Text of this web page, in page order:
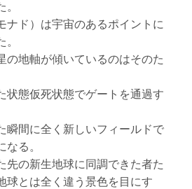
。
ナド）は宇宙のあるポイントに
の地軸が傾いているのはそのた
状態仮死状態でゲートを通過す
瞬間に全く新しいフィールドで
なる。
先の新生地球に同調できた者た
球とは全く違う景色を目にす